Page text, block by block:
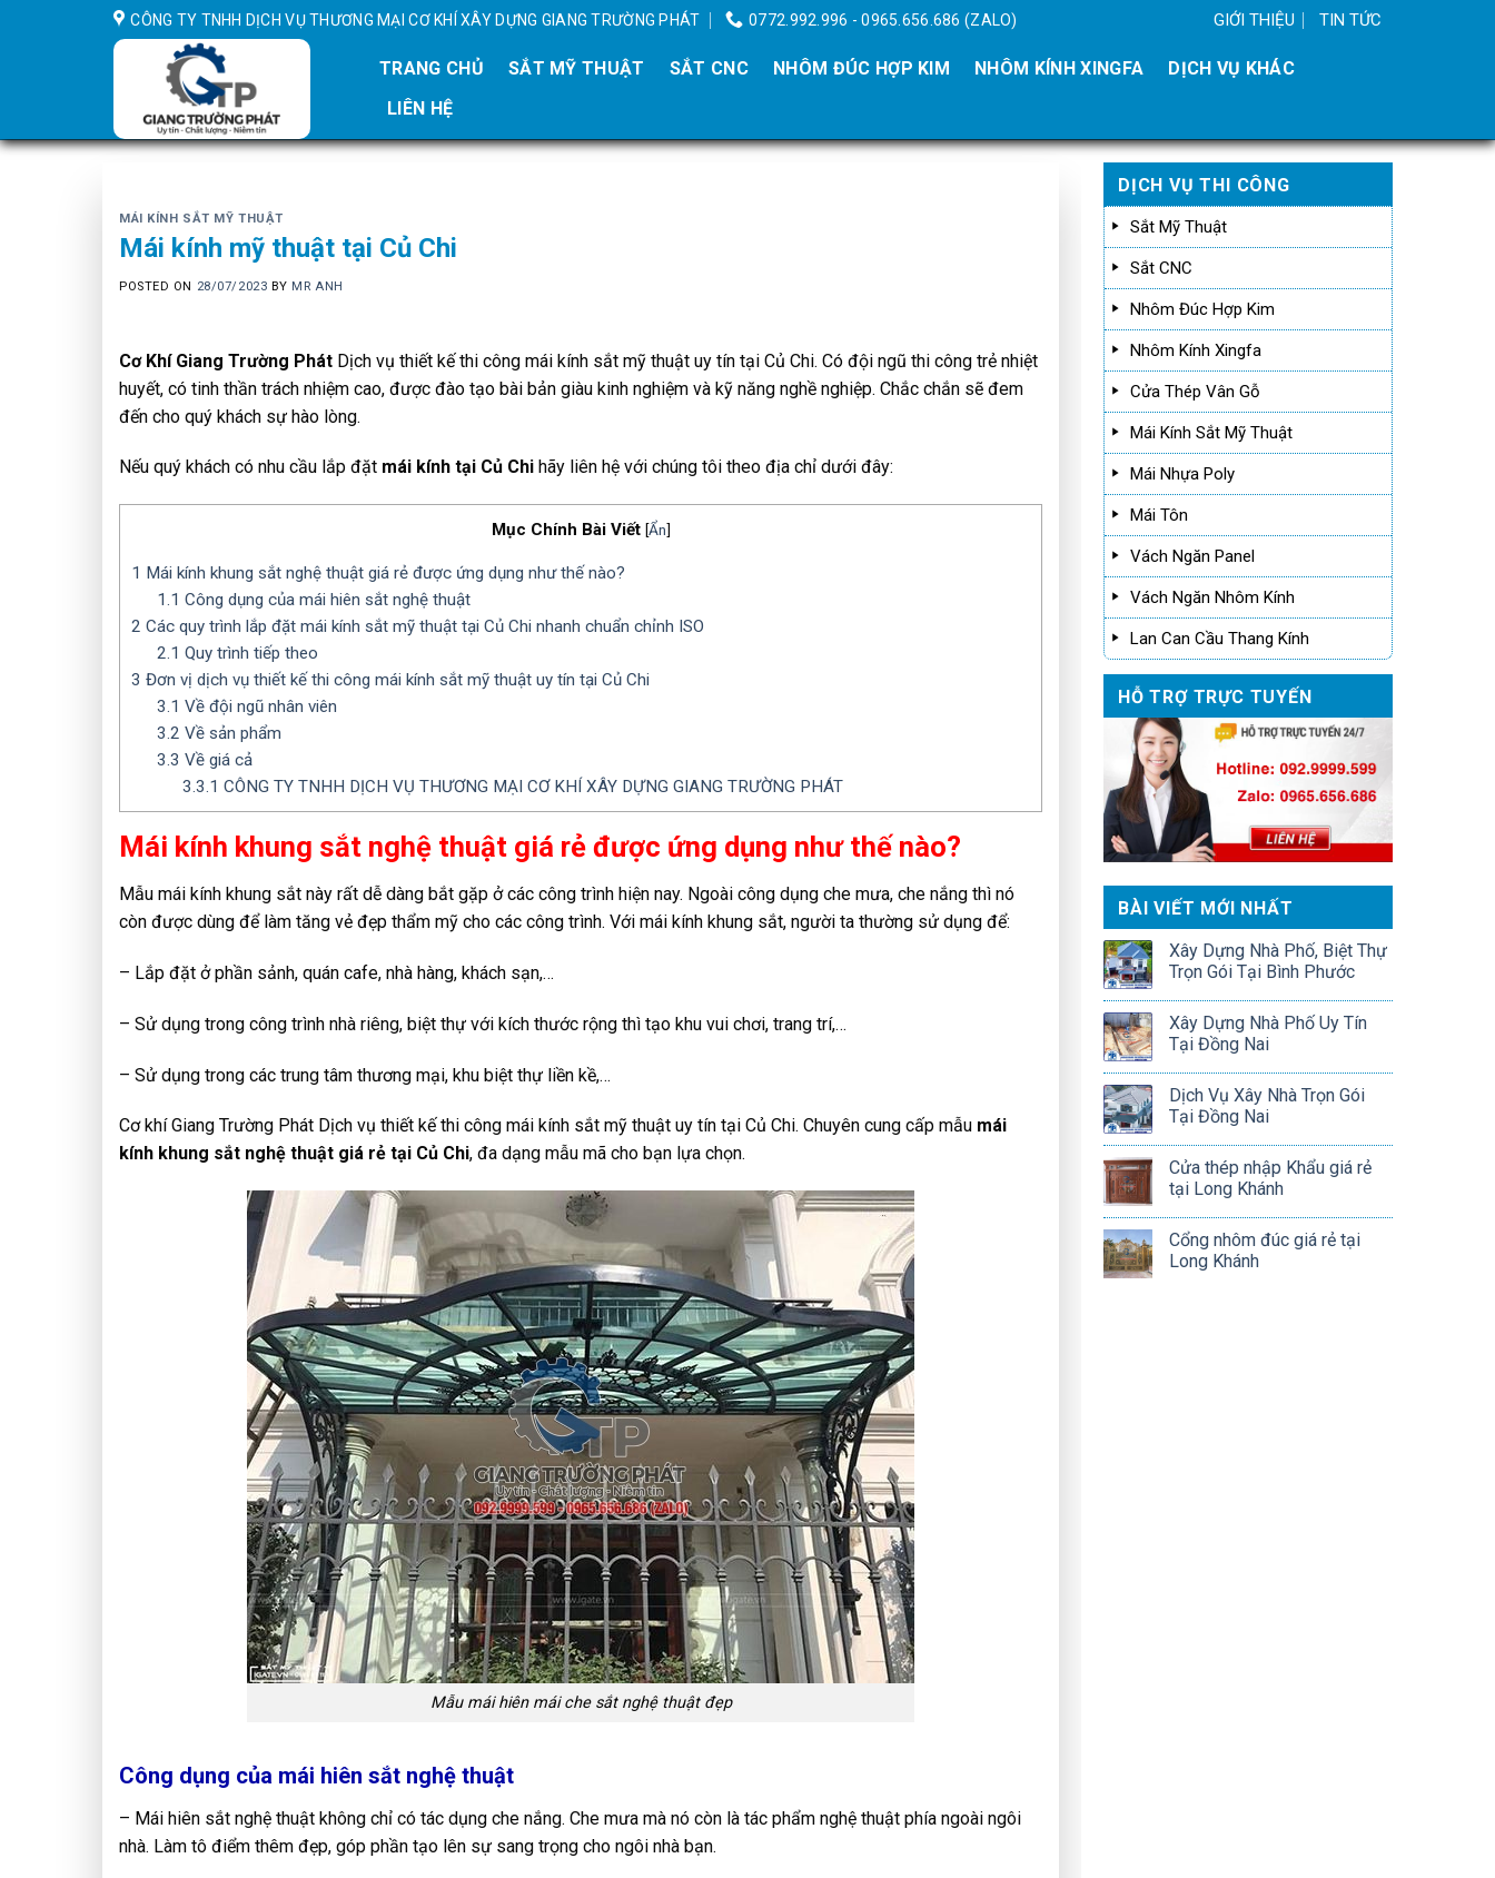
CÔNG TY TNHH DỊCH VỤ THƯƠNG MẠI CƠ KHÍ XÂY DỰNG GIANG TRƯỜNG PHÁT 0772.992.996 - 0965.656.686 (ZALO) GIỚI THIỆU TIN TỨC
TRANG CHỦ SẮT MỸ THUẬT SẮT CNC NHÔM ĐÚC HỢP KIM NHÔM KÍNH XINGFA
DỊCH VỤ KHÁC
LIÊN HỆ
MÁI KÍNH SẮT MỸ THUẬT
Mái kính mỹ thuật tại Củ Chi
POSTED ON 28/07/2023 BY MR ANH
Cơ Khí Giang Trường Phát Dịch vụ thiết kế thi công mái kính sắt mỹ thuật uy tín tại Củ Chi. Có đội ngũ thi công trẻ nhiệt
huyết, có tinh thần trách nhiệm cao, được đào tạo bài bản giàu kinh nghiệm và kỹ năng nghề nghiệp. Chắc chắn sẽ đem
đến cho quý khách sự hào lòng.
Nếu quý khách có nhu cầu lắp đặt mái kính tại Củ Chi hãy liên hệ với chúng tôi theo địa chỉ dưới đây:
Mục Chính Bài Viết [Ẩn]
1 Mái kính khung sắt nghệ thuật giá rẻ được ứng dụng như thế nào?
1.1 Công dụng của mái hiên sắt nghệ thuật
2 Các quy trình lắp đặt mái kính sắt mỹ thuật tại Củ Chi nhanh chuẩn chỉnh ISO
2.1 Quy trình tiếp theo
3 Đơn vị dịch vụ thiết kế thi công mái kính sắt mỹ thuật uy tín tại Củ Chi
3.1 Về đội ngũ nhân viên
3.2 Về sản phẩm
3.3 Về giá cả
3.3.1 CÔNG TY TNHH DỊCH VỤ THƯƠNG MẠI CƠ KHÍ XÂY DỰNG GIANG TRƯỜNG PHÁT
Mái kính khung sắt nghệ thuật giá rẻ được ứng dụng như thế nào?
Mẫu mái kính khung sắt này rất dễ dàng bắt gặp ở các công trình hiện nay. Ngoài công dụng che mưa, che nắng thì nó
còn được dùng để làm tăng vẻ đẹp thẩm mỹ cho các công trình. Với mái kính khung sắt, người ta thường sử dụng để:
– Lắp đặt ở phần sảnh, quán cafe, nhà hàng, khách sạn,…
– Sử dụng trong công trình nhà riêng, biệt thự với kích thước rộng thì tạo khu vui chơi, trang trí,…
– Sử dụng trong các trung tâm thương mại, khu biệt thự liền kề,…
Cơ khí Giang Trường Phát Dịch vụ thiết kế thi công mái kính sắt mỹ thuật uy tín tại Củ Chi. Chuyên cung cấp mẫu mái
kính khung sắt nghệ thuật giá rẻ tại Củ Chi, đa dạng mẫu mã cho bạn lựa chọn.
Mẫu mái hiên mái che sắt nghệ thuật đẹp
Công dụng của mái hiên sắt nghệ thuật
– Mái hiên sắt nghệ thuật không chỉ có tác dụng che nắng. Che mưa mà nó còn là tác phẩm nghệ thuật phía ngoài ngôi
nhà. Làm tô điểm thêm đẹp, góp phần tạo lên sự sang trọng cho ngôi nhà bạn.
DỊCH VỤ THI CÔNG
Sắt Mỹ Thuật
Sắt CNC
Nhôm Đúc Hợp Kim
Nhôm Kính Xingfa
Cửa Thép Vân Gỗ
Mái Kính Sắt Mỹ Thuật
Mái Nhựa Poly
Mái Tôn
Vách Ngăn Panel
Vách Ngăn Nhôm Kính
Lan Can Cầu Thang Kính
HỖ TRỢ TRỰC TUYẾN
BÀI VIẾT MỚI NHẤT
Xây Dựng Nhà Phố, Biệt Thự
Trọn Gói Tại Bình Phước
Xây Dựng Nhà Phố Uy Tín
Tại Đồng Nai
Dịch Vụ Xây Nhà Trọn Gói
Tại Đồng Nai
Cửa thép nhập Khẩu giá rẻ
tại Long Khánh
Cổng nhôm đúc giá rẻ tại
Long Khánh